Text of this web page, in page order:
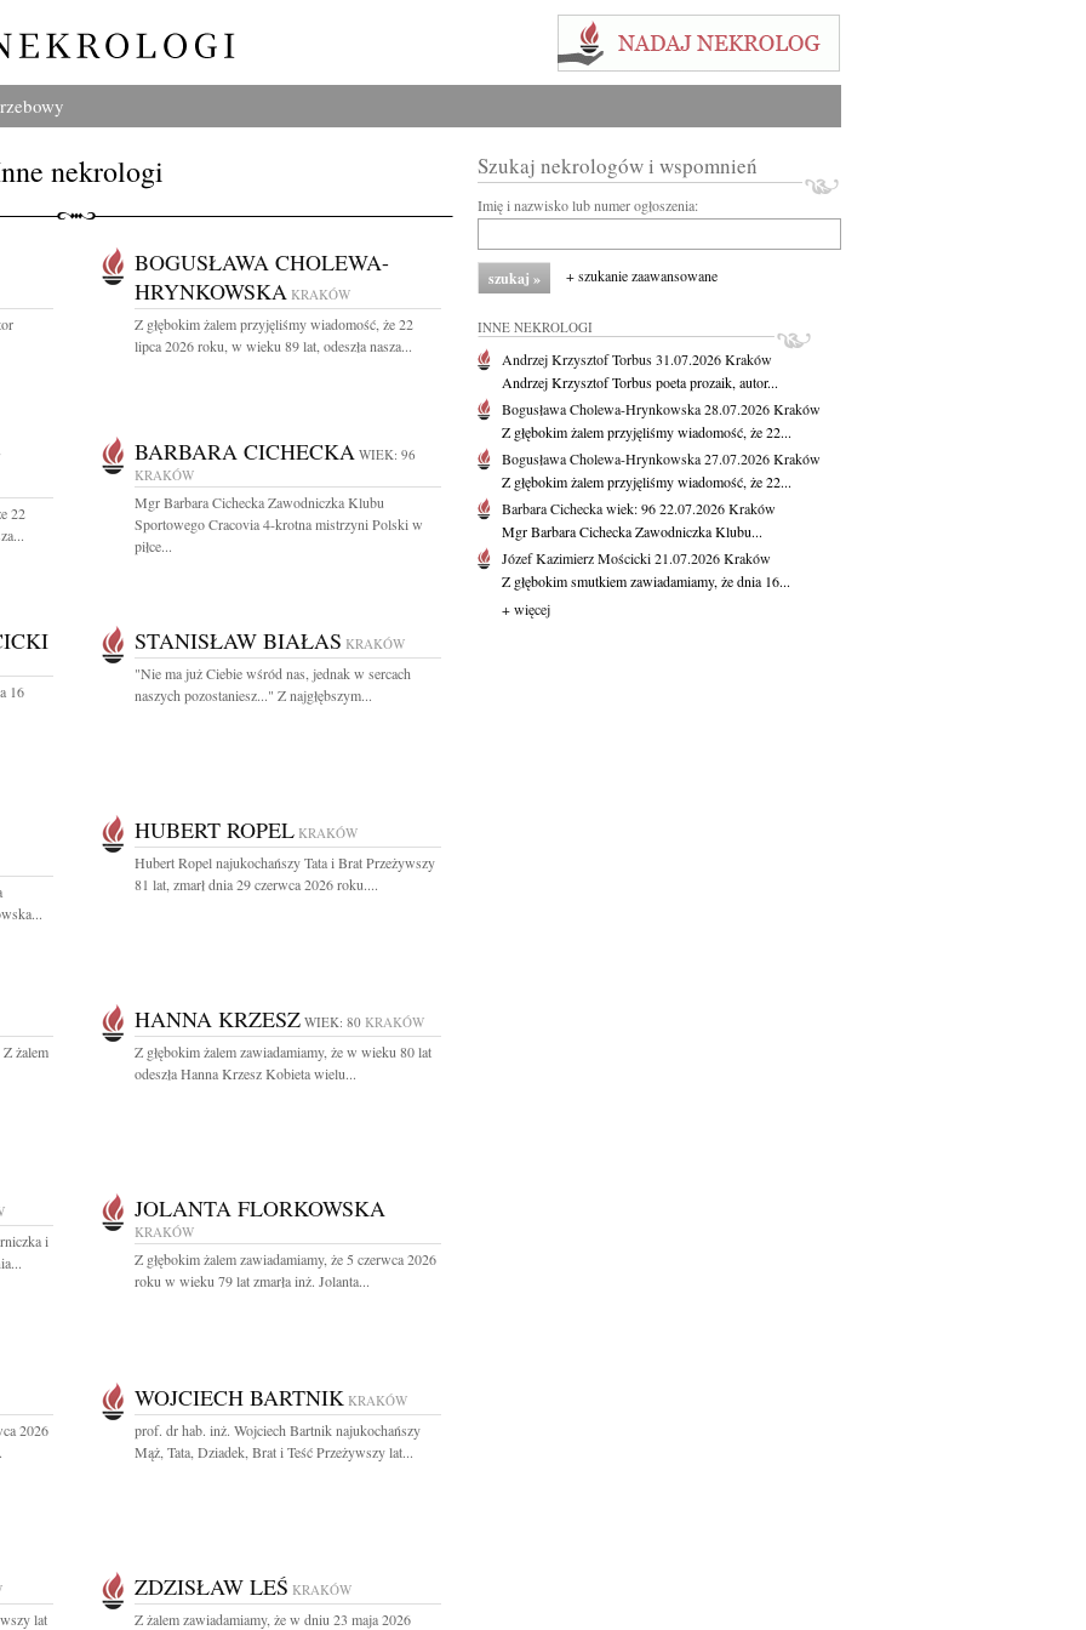
nekrologi
BOGUSŁAWA CHOLEWA-
HRYNKOWSKA KRAKÓW
Z głębokim żalem przyjęliśmy wiadomość, że 22
lipca 2026 roku, w wieku 89 lat, odeszła nasza...
22
BARBARA CICHECKA WIEK: 96
KRAKÓW
Mgr Barbara Cichecka Zawodniczka Klubu
Sportowego Cracovia 4-krotna mistrzyni Polski w
piłce...
16
STANISŁAW BIAŁAS KRAKÓW
"Nie ma już Ciebie wśród nas, jednak w sercach
naszych pozostaniesz..." Z najgłębszym...
HUBERT ROPEL KRAKÓW
Hubert Ropel najukochańszy Tata i Brat Przeżywszy
81 lat, zmarł dnia 29 czerwca 2026 roku....
żalem
HANNA KRZESZ WIEK: 80 KRAKÓW
Z głębokim żalem zawiadamiamy, że w wieku 80 lat
odeszła Hanna Krzesz Kobieta wielu...
i
JOLANTA FLORKOWSKA
KRAKÓW
Z głębokim żalem zawiadamiamy, że 5 czerwca 2026
roku w wieku 79 lat zmarła inż. Jolanta...
2026
WOJCIECH BARTNIK KRAKÓW
prof. dr hab. inż. Wojciech Bartnik najukochańszy
Mąż, Tata, Dziadek, Brat i Teść Przeżywszy lat...
lat
ZDZISŁAW LEŚ KRAKÓW
Z żalem zawiadamiamy, że w dniu 23 maja 2026
Szukaj nekrologów i wspomnień
Imię i nazwisko lub numer ogłoszenia:
+ szukanie zaawansowane
INNE NEKROLOGI
Andrzej Krzysztof Torbus31.07.2026Kraków
Andrzej Krzysztof Torbus poeta prozaik, autor...
Bogusława Cholewa-Hrynkowska28.07.2026Kraków
Z głębokim żalem przyjęliśmy wiadomość, że 22...
Bogusława Cholewa-Hrynkowska27.07.2026Kraków
Z głębokim żalem przyjęliśmy wiadomość, że 22...
Barbara Cicheckawiek: 9622.07.2026Kraków
Mgr Barbara Cichecka Zawodniczka Klubu...
Józef Kazimierz Mościcki21.07.2026Kraków
Z głębokim smutkiem zawiadamiamy, że dnia 16...
+ więcej